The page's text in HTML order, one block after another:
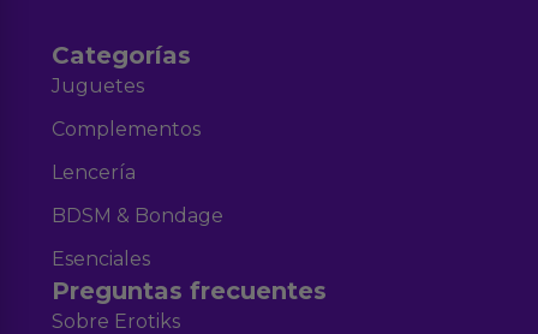
Categorías
Juguetes
Complementos
Lencería
BDSM & Bondage
Esenciales
Preguntas frecuentes
Sobre Erotiks